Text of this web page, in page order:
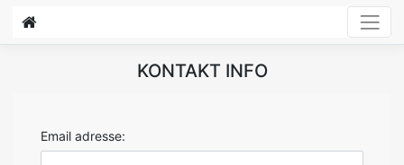
KONTAKT INFO
Email adresse: